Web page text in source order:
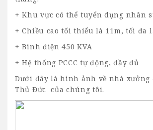
+ Khu vực có thể tuyển dụng nhân
+ Chiều cao tối thiểu là 11m, tối đa
+ Bình điện 450 KVA
+ Hệ thống PCCC tự động, đầy đủ
Dưới đây là hình ảnh về nhà xưởng
Thủ Đức của chúng tôi.